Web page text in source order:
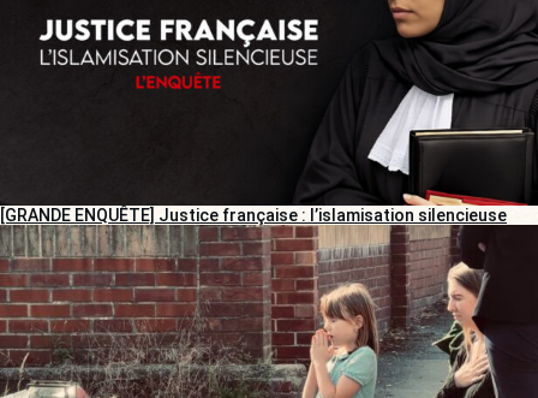
[GRANDE ENQUÊTE] Justice française : l’islamisation silencieuse